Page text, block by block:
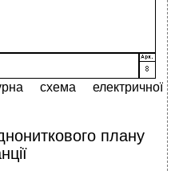
схема електричної
плану